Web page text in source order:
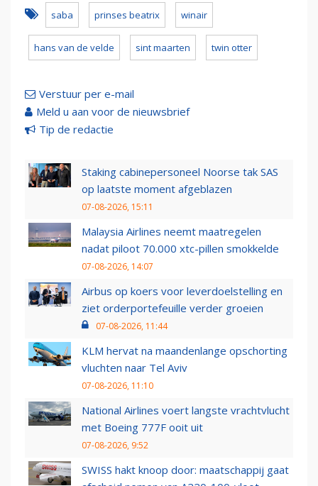
saba prinses beatrix winair
hans van de velde sint maarten twin otter
Verstuur per e-mail
Meld u aan voor de nieuwsbrief
Tip de redactie
Staking cabinepersoneel Noorse tak SAS
op laatste moment afgeblazen
07-08-2026, 15:11
Malaysia Airlines neemt maatregelen
nadat piloot 70.000 xtc-pillen smokkelde
07-08-2026, 14:07
Airbus op koers voor leverdoelstelling en
ziet orderportefeuille verder groeien
07-08-2026, 11:44
KLM hervat na maandenlange opschorting
vluchten naar Tel Aviv
07-08-2026, 11:10
National Airlines voert langste vrachtvlucht
met Boeing 777F ooit uit
07-08-2026, 9:52
SWISS hakt knoop door: maatschappij gaat